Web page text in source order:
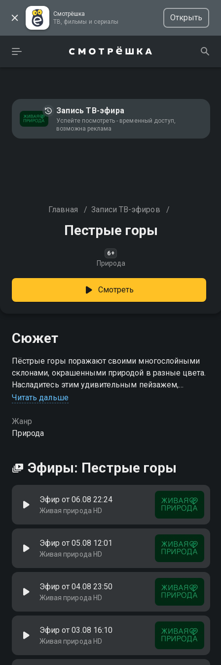
Смотрёшка
ТВ, фильмы и сериалы
Открыть
Запись ТВ-эфира
Успейте посмотреть - временный доступ,
возможна реклама
Главная / Записи ТВ-эфиров /
Пестрые горы
6+
Природа
Смотреть
Сюжет
Пёстрые горы поражают своими многослойными
склонами, окрашенными природой в разные цвета.
Насладитесь этим удивительным пейзажем,
созданным временем и стихиями
Читать дальше
Жанр
Природа
Эфиры: Пестрые горы
Эфир от 06.08 22:24
Живая природа HD
Эфир от 05.08 12:01
Живая природа HD
Эфир от 04.08 23:50
Живая природа HD
Эфир от 03.08 16:10
Живая природа HD